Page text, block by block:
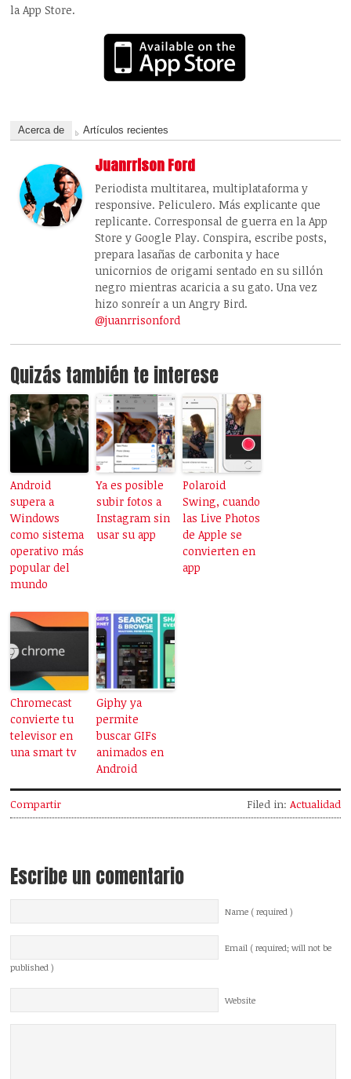
la App Store.
Acerca de Artículos recientes
Juanrrison Ford
Periodista multitarea, multiplataforma y
responsive. Peliculero. Más explicante que
replicante. Corresponsal de guerra en la App
Store y Google Play. Conspira, escribe posts,
prepara lasañas de carbonita y hace
unicornios de origami sentado en su sillón
negro mientras acaricia a su gato. Una vez
hizo sonreír a un Angry Bird.
@juanrrisonford
Quizás también te interese
Android
supera a
Windows
como sistema
operativo más
popular del
mundo
Ya es posible
subir fotos a
Instagram sin
usar su app
Polaroid
Swing, cuando
las Live Photos
de Apple se
convierten en
app
Chromecast
convierte tu
televisor en
una smart tv
Giphy ya
permite
buscar GIFs
animados en
Android
Compartir Filed in: Actualidad
Escribe un comentario
Name ( required )
Email ( required; will not be
published )
Website